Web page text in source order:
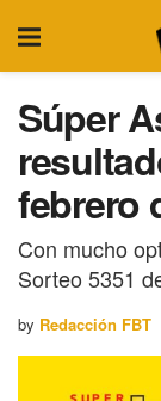
Súper
febrero
Con mucho
Sorteo 5351
by Redacción FBT